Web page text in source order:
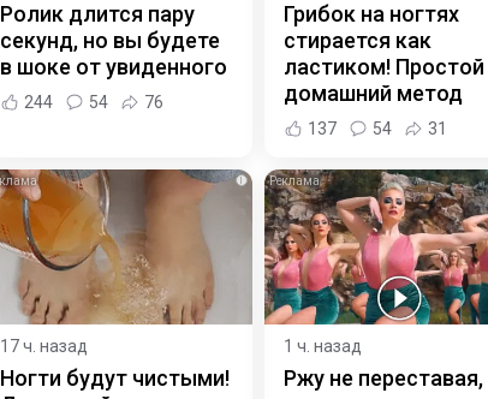
Ролик длится пару
секунд, но вы будете
в шоке от увиденного
244 54 76
Грибок на ногтях
стирается как
ластиком! Простой
домашний метод
137 54 31
i
17 ч. назад
Ногти будут чистыми!
1 ч. назад
Ржу не переставая,